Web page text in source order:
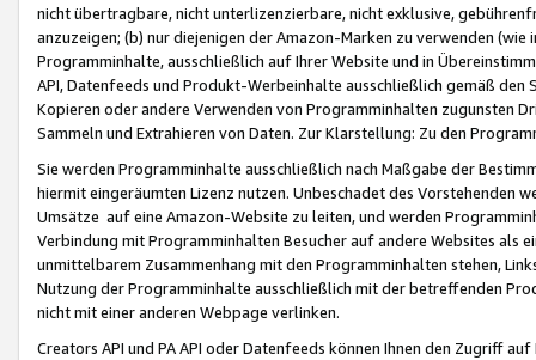
nicht übertragbare, nicht unterlizenzierbare, nicht exklusive,
anzuzeigen; (b) nur diejenigen der Amazon-Marken zu verwenden
Programminhalte, ausschließlich auf Ihrer Website und in
API, Datenfeeds und Produkt-Werbeinhalte ausschließlich gemäß
Kopieren oder andere Verwenden von Programminhalten zugunsten
Sammeln und Extrahieren von Daten. Zur Klarstellung: Zu den
Sie werden Programminhalte ausschließlich nach Maßgabe der
hiermit eingeräumten Lizenz nutzen. Unbeschadet des Vorstehenden
Umsätze auf eine Amazon-Website zu leiten, und werden
Verbindung mit Programminhalten Besucher auf andere Websites als
unmittelbarem Zusammenhang mit den Programminhalten stehen,
Nutzung der Programminhalte ausschließlich mit der betreffenden
nicht mit einer anderen Webpage verlinken.
Creators API und PA API oder Datenfeeds können Ihnen den Zugriff